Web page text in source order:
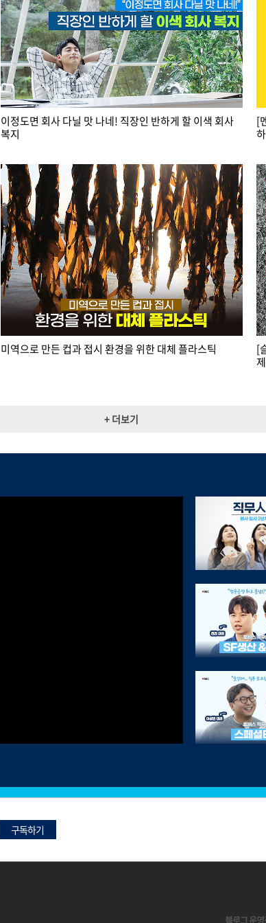
이정도면 회사 다닐 맛 나네! 직장인 반하게 할 이색 회사
복지
[
미역으로 만든 컵과 접시 환경을 위한 대체 플라스틱
[
+ 더보기
구독하기
블로그 운